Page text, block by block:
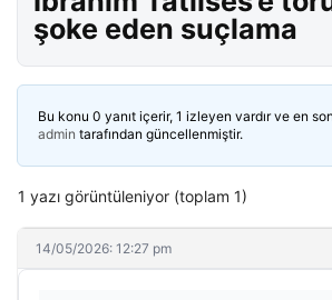
şoke eden suçlama
Bu konu 0 yanıt içerir, 1 izleyen vardır ve en son
admin tarafından güncellenmiştir.
1 yazı görüntüleniyor (toplam 1)
14/05/2026: 12:27 pm